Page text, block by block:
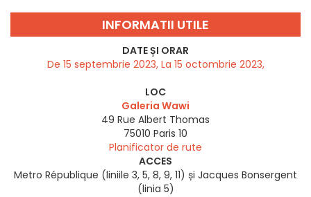
INFORMATII UTILE
DATE ȘI ORAR
De 15 septembrie 2023, La 15 octombrie 2023,
LOC
Galeria Wawi
49 Rue Albert Thomas
75010 Paris 10
Planificator de rute
ACCES
Metro République (liniile 3, 5, 8, 9, 11) și Jacques Bonsergent
(linia 5)